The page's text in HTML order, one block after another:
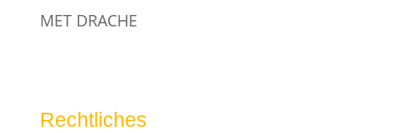
MET DRACHE
Rechtliches